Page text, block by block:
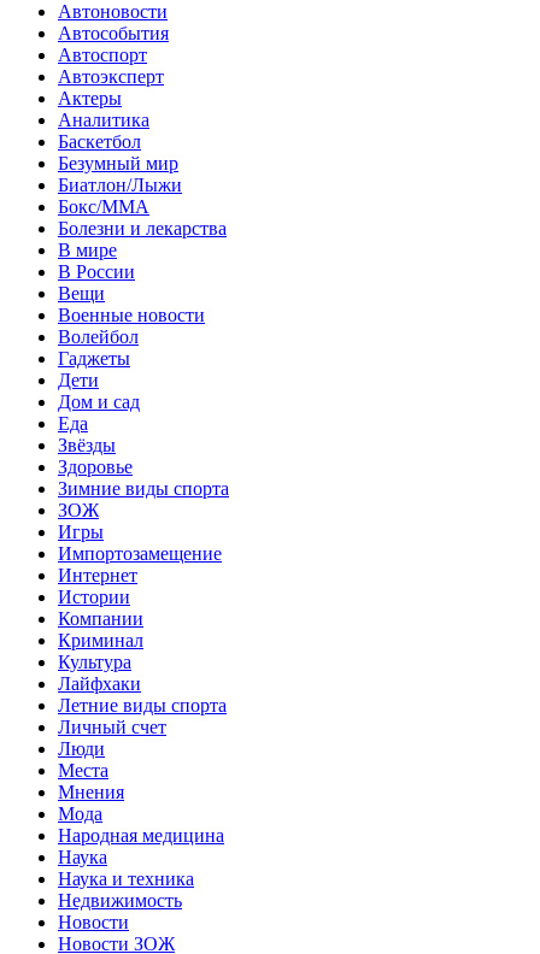
Автоновости
Автособытия
Автоспорт
Автоэксперт
Актеры
Аналитика
Баскетбол
Безумный мир
Биатлон/Лыжи
Бокс/MMA
Болезни и лекарства
В мире
В России
Вещи
Военные новости
Волейбол
Гаджеты
Дети
Дом и сад
Еда
Звёзды
Здоровье
Зимние виды спорта
ЗОЖ
Игры
Импортозамещение
Интернет
Истории
Компании
Криминал
Культура
Лайфхаки
Летние виды спорта
Личный счет
Люди
Места
Мнения
Мода
Народная медицина
Наука
Наука и техника
Недвижимость
Новости
Новости ЗОЖ